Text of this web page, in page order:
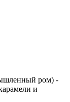
ром) -
и